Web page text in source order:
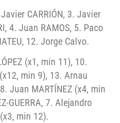
CARRIÓN, 3. Javier
4. Juan RAMOS, 5. Paco
12. Jorge Calvo.
(x1, min 11), 10.
min 9), 13. Arnau
Juan MARTÍNEZ (x4, min
GUERRA, 7. Alejandro
min 12).